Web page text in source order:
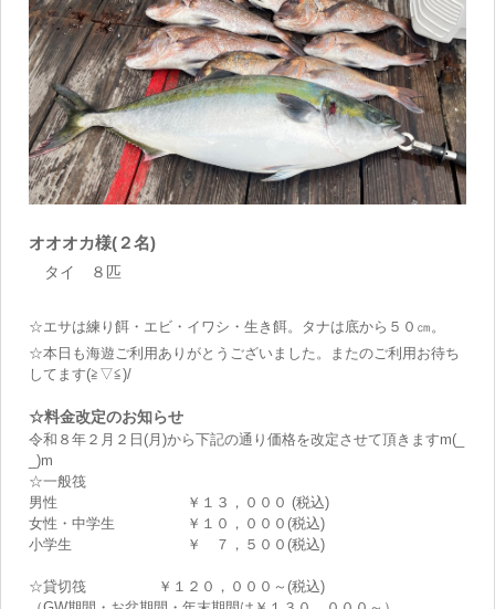
オオオカ様(２名)
タイ ８匹
☆エサは練り餌・エビ・イワシ・生き餌。タナは底から５０㎝。
☆本日も海遊ご利用ありがとうございました。またのご利用お待ち
してます(≧▽≦)/
☆料金改定のお知らせ
令和８年２月２日(月)から下記の通り価格を改定させて頂きますm(_
_)m
☆一般筏
男性 ￥１３，０００ (税込)
女性・中学生 ￥１０，０００(税込)
小学生 ￥ ７，５００(税込)
☆貸切筏 ￥１２０，０００～(税込)